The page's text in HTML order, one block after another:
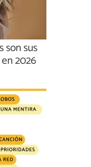
son sus
2026